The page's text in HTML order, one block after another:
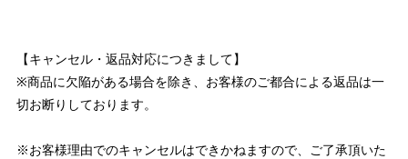
【キャンセル・返品対応につきまして】
※商品に欠陥がある場合を除き、お客様のご都合による返品は一
切お断りしております。
※お客様理由でのキャンセルはできかねますので、ご了承頂いた